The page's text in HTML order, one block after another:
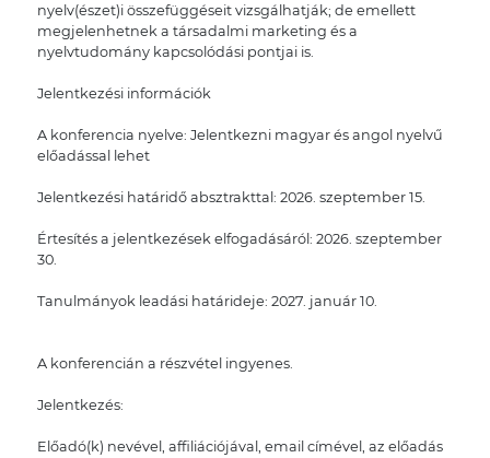
nyelv(észet)i összefüggéseit vizsgálhatják; de emellett
megjelenhetnek a társadalmi marketing és a
nyelvtudomány kapcsolódási pontjai is.
Jelentkezési információk
A konferencia nyelve: Jelentkezni magyar és angol nyelvű
előadással lehet
Jelentkezési határidő absztrakttal: 2026. szeptember 15.
Értesítés a jelentkezések elfogadásáról: 2026. szeptember
30.
Tanulmányok leadási határideje: 2027. január 10.
A konferencián a részvétel ingyenes.
Jelentkezés:
Előadó(k) nevével, affiliációjával, email címével, az előadás